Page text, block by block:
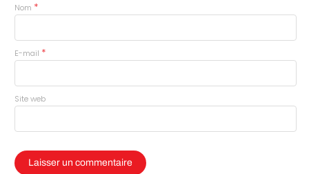
Nom *
E-mail *
Site web